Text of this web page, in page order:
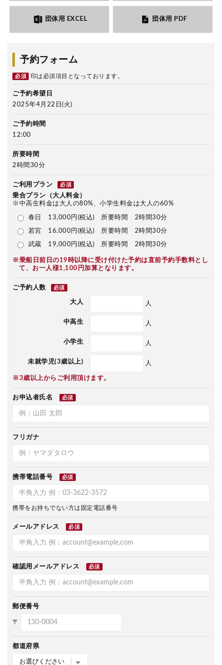
団体用 EXCEL 団体用 PDF
予約フォーム
必須 印は必須項目となっております。
ご予約希望日
2025年4月22日(火)
ご予約時間
12:00
所要時間
2時間30分
ご利用プラン 必須
乗合プラン（大人料金）
※中高生料金は大人の80%、小学生料金は大人の60%
春日 13,000円(税込) 所要時間 2時間30分
若宮 16,000円(税込) 所要時間 2時間30分
武蔵 19,000円(税込) 所要時間 2時間30分
※乗船日前日の19時以降に受け付けた予約は直前予約手数料とし
て、お一人様1,100円加算となります。
ご予約人数 必須
大人 人
中高生 人
小学生 人
未就学児(3歳以上) 人
※3歳以上からご利用頂けます。
お申込者氏名 必須
フリガナ
携帯電話番号 必須
携帯をお持ちでない方は固定電話番号
メールアドレス 必須
確認用メールアドレス 必須
郵便番号
〒
都道府県